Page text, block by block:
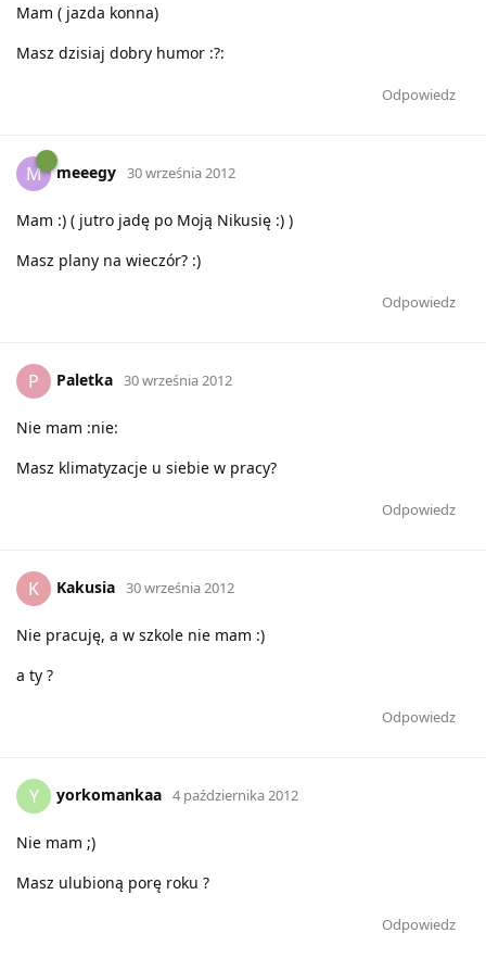
Mam ( jazda konna)
Masz dzisiaj dobry humor :?:
Odpowiedz
M meeegy 30 września 2012
Mam :) ( jutro jadę po Moją Nikusię :) )
Masz plany na wieczór? :)
Odpowiedz
P Paletka 30 września 2012
Nie mam :nie:
Masz klimatyzacje u siebie w pracy?
Odpowiedz
K Kakusia 30 września 2012
Nie pracuję, a w szkole nie mam :)
a ty ?
Odpowiedz
Y yorkomankaa 4 października 2012
Nie mam ;)
Masz ulubioną porę roku ?
Odpowiedz